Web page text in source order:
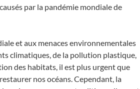
par la pandémie mondiale de
et aux menaces environnementales
climatiques, de la pollution plastique,
des habitats, il est plus urgent que
nos océans. Cependant, la